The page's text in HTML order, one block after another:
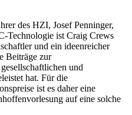
des HZI, Josef Penninger,
Technologie ist Craig Crews
und ein ideenreicher
Beiträge zur
und
hat. Für die
ist es daher eine
auf eine solche